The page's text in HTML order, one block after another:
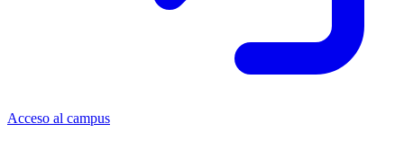
Acceso al campus